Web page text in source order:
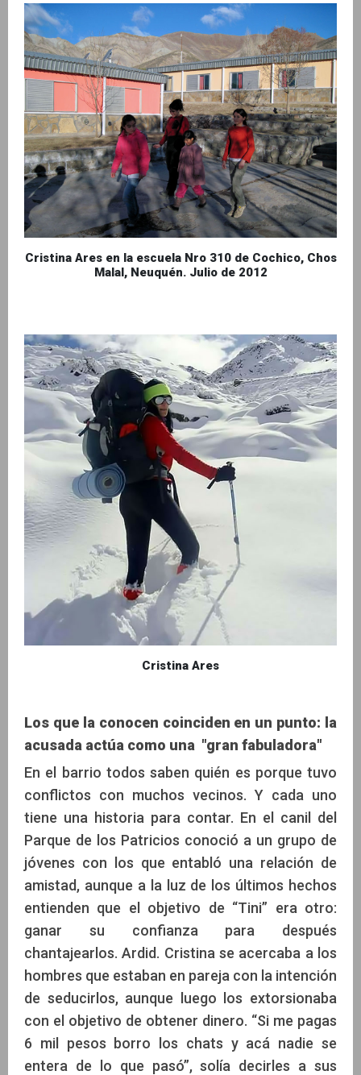
Cristina Ares en la escuela Nro 310 de Cochico, Chos
Malal, Neuquén. Julio de 2012
Cristina Ares
Los que la conocen coinciden en un punto: la
acusada actúa como una "gran fabuladora"
En el barrio todos saben quién es porque tuvo
conflictos con muchos vecinos. Y cada uno
tiene una historia para contar. En el canil del
Parque de los Patricios conoció a un grupo de
jóvenes con los que entabló una relación de
amistad, aunque a la luz de los últimos hechos
entienden que el objetivo de “Tini” era otro:
ganar su confianza para después
chantajearlos. Ardid. Cristina se acercaba a los
hombres que estaban en pareja con la intención
de seducirlos, aunque luego los extorsionaba
con el objetivo de obtener dinero. “Si me pagas
6 mil pesos borro los chats y acá nadie se
entera de lo que pasó”, solía decirles a sus